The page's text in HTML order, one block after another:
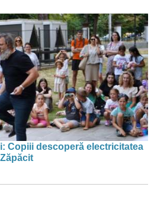
Copiii descoperă electricitatea